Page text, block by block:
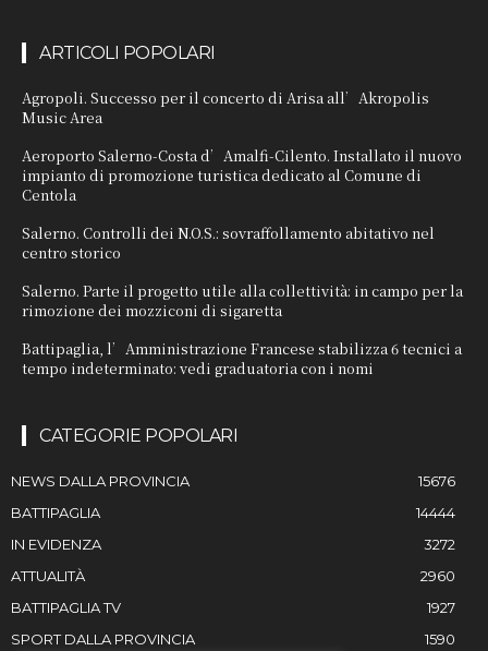
ARTICOLI POPOLARI
Agropoli. Successo per il concerto di Arisa all’Akropolis
Music Area
Aeroporto Salerno-Costa d’Amalfi-Cilento. Installato il nuovo
impianto di promozione turistica dedicato al Comune di
Centola
Salerno. Controlli dei N.O.S.: sovraffollamento abitativo nel
centro storico
Salerno. Parte il progetto utile alla collettività: in campo per la
rimozione dei mozziconi di sigaretta
Battipaglia, l’Amministrazione Francese stabilizza 6 tecnici a
tempo indeterminato: vedi graduatoria con i nomi
CATEGORIE POPOLARI
NEWS DALLA PROVINCIA
15676
BATTIPAGLIA
14444
IN EVIDENZA
3272
ATTUALITÀ
2960
BATTIPAGLIA TV
1927
SPORT DALLA PROVINCIA
1590